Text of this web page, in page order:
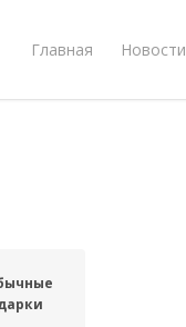
Главная Новости